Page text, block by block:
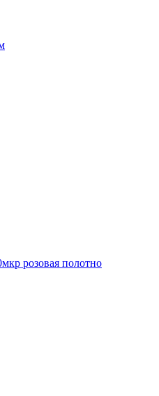
розовая полотно